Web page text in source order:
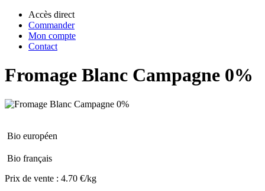
Accès direct
Commander
Mon compte
Contact
Fromage Blanc Campagne 0%
Bio européen
Bio français
Prix de vente : 4.70 €/kg